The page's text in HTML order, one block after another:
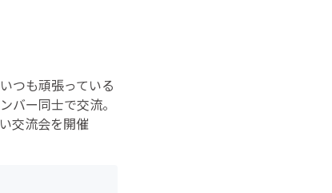
つも頑張っている
バー同士で交流。
交流会を開催